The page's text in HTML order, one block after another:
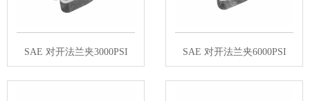
SAE 对开法兰夹3000PSI SAE 对开法兰夹6000PSI